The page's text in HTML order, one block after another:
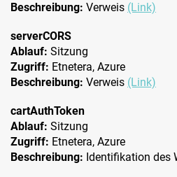
Beschreibung: Verweis (Link)
serverCORS
Ablauf: Sitzung
Zugriff: Etnetera, Azure
Beschreibung: Verweis (Link)
cartAuthToken
Ablauf: Sitzung
Zugriff: Etnetera, Azure
Beschreibung: Identifikation des